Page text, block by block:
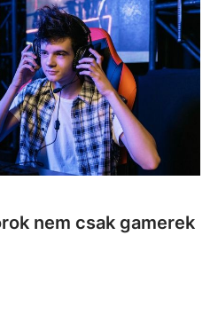
nem csak gamerek